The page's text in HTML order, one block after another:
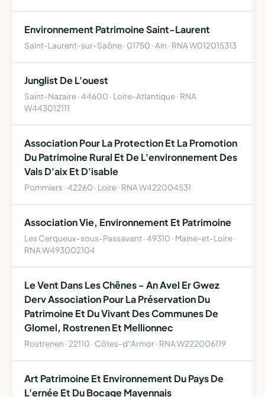
Environnement Patrimoine Saint-Laurent
Saint-Laurent-sur-Saône · 01750 · Ain · RNA W012015313
Junglist De L'ouest
Saint-Nazaire · 44600 · Loire-Atlantique · RNA
W443012111
Association Pour La Protection Et La Promotion
Du Patrimoine Rural Et De L'environnement Des
Vals D'aix Et D'isable
Pommiers · 42260 · Loire · RNA W422004531
Association Vie, Environnement Et Patrimoine
Les Cerqueux-sous-Passavant · 49310 · Maine-et-Loire ·
RNA W493002104
Le Vent Dans Les Chênes - An Avel Er Gwez
Derv Association Pour La Préservation Du
Patrimoine Et Du Vivant Des Communes De
Glomel, Rostrenen Et Mellionnec
Rostrenen · 22110 · Côtes-d''Armor · RNA W222006119
Art Patrimoine Et Environnement Du Pays De
L'ernée Et Du Bocage Mayennais